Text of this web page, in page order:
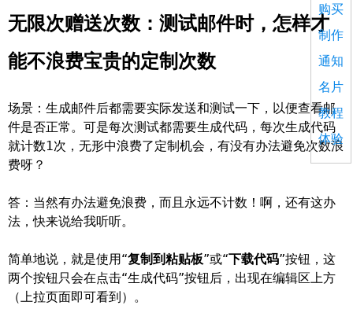
购买
制作
通知
名片
教程
体验
无限次赠送次数：测试邮件时，怎样才
能不浪费宝贵的定制次数
场景：生成邮件后都需要实际发送和测试一下，以便查看邮
件是否正常。可是每次测试都需要生成代码，每次生成代码
就计数1次，无形中浪费了定制机会，有没有办法避免次数浪
费呀？
答：当然有办法避免浪费，而且永远不计数！啊，还有这办
法，快来说给我听听。
简单地说，就是使用“复制到粘贴板”或“下载代码”按钮，这
两个按钮只会在点击“生成代码”按钮后，出现在编辑区上方
（上拉页面即可看到）。